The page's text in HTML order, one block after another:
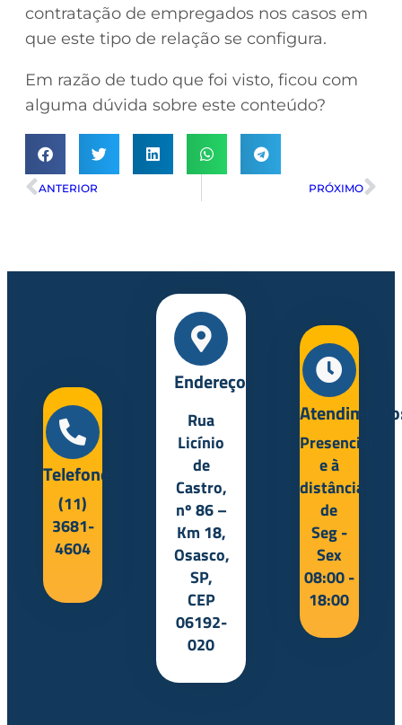
contratação de empregados nos casos em
que este tipo de relação se configura.
Em razão de tudo que foi visto, ficou com
alguma dúvida sobre este conteúdo?
ANTERIOR PRÓXIMO
Telefone:
(11)
3681-
4604
Endereço:
Rua
Licínio
de
Castro,
nº 86 –
Km 18,
Osasco,
SP,
CEP
06192-
020
Presencial
e à
distância
de
Seg -
Sex
08:00 -
18:00